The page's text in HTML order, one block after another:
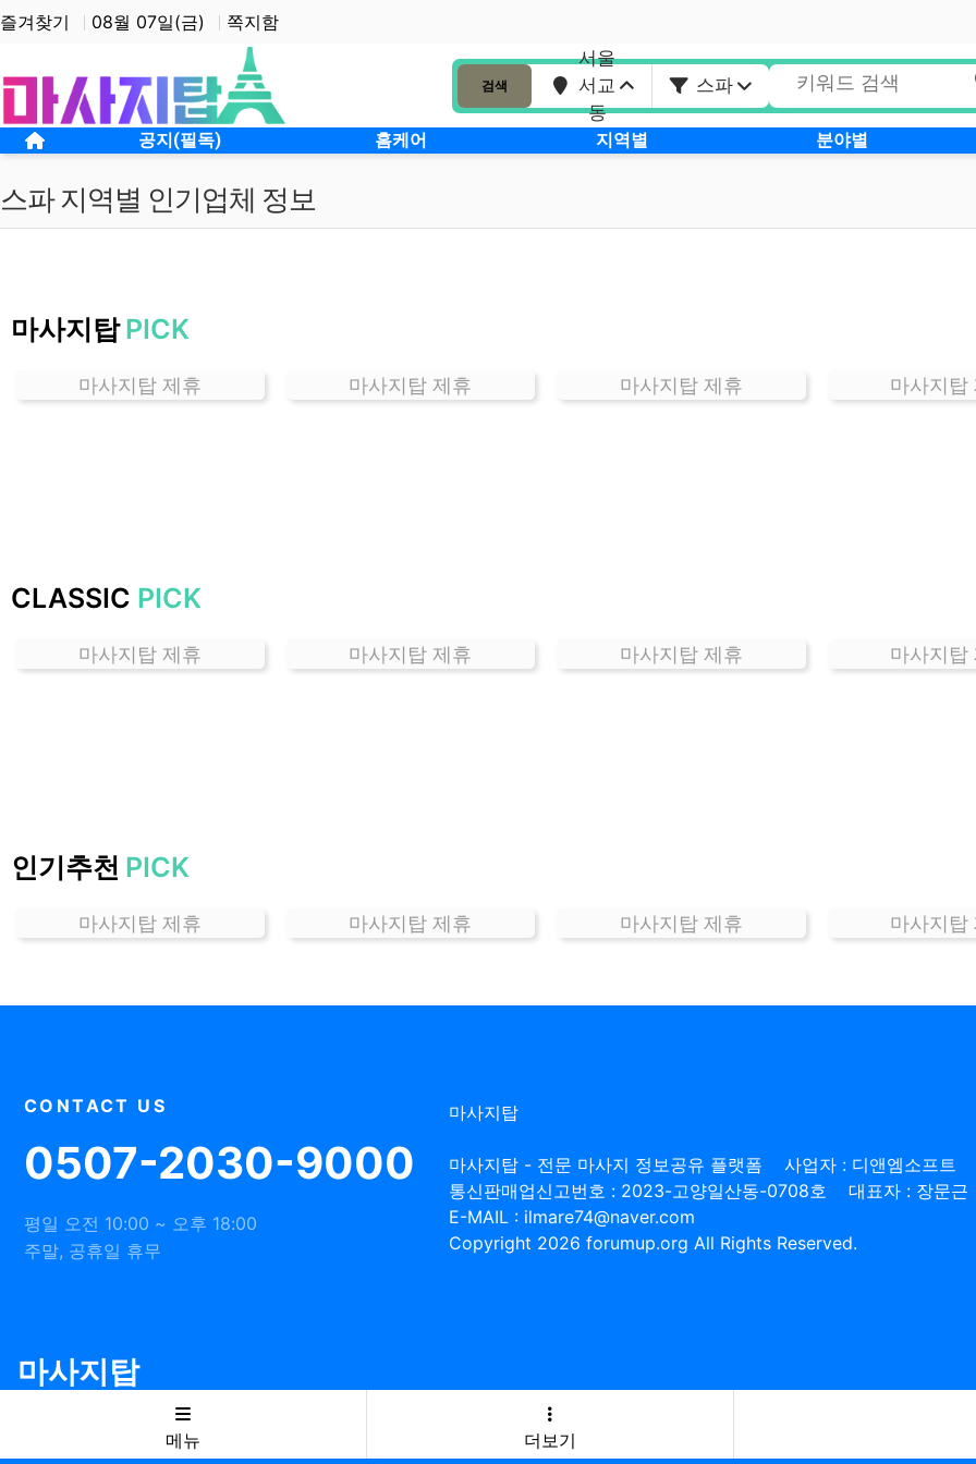
상단 네비
즐겨찾기 08월 07일(금) 쪽지함
검색
서울
서교
동
스파
메인 메뉴 공지(필독) 홈케어 지역별 분야별
홈으로
스파 지역별 인기업체 정보
서
격
위
마사지탑 PICK
마사지탑 제휴 마사지탑 제휴 마사지탑 제휴 마사지탑
CLASSIC PICK
마사지탑 제휴 마사지탑 제휴 마사지탑 제휴 마사지탑
인기추천 PICK
마사지탑 제휴 마사지탑 제휴 마사지탑 제휴 마사지탑
CONTACT US
0507-2030-9000
평일 오전 10:00 ~ 오후 18:00
주말, 공휴일 휴무
마사지탑
마사지탑 - 전문 마사지 정보공유 플랫폼
사업자 : 디앤엠소프트
통신판매업신고번호 : 2023-고양일산동-0708호
대표자 : 장문근
E-MAIL : ilmare74@naver.com
Copyright 2026 forumup.org All Rights Reserved.
마사지탑
메뉴
더보기